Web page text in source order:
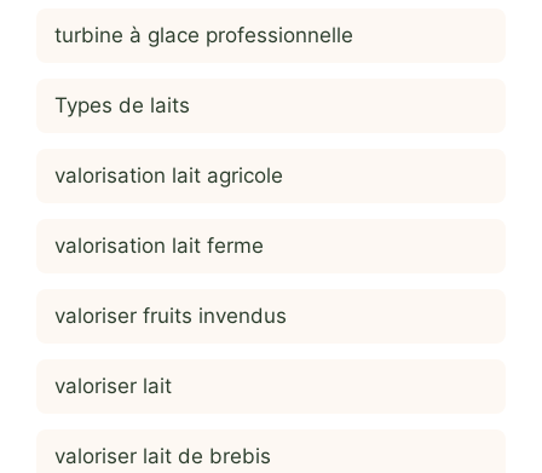
turbine à glace professionnelle
Types de laits
valorisation lait agricole
valorisation lait ferme
valoriser fruits invendus
valoriser lait
valoriser lait de brebis